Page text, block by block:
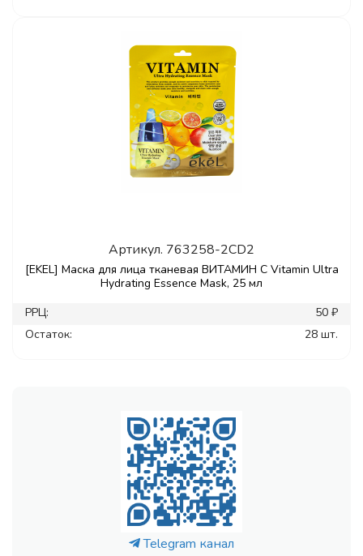
Артикул. 763258-2CD2
[EKEL] Маска для лица тканевая ВИТАМИН С Vitamin Ultra
Hydrating Essence Mask, 25 мл
РРЦ:
50 ₽
Остаток:
28 шт.
Telegram канал